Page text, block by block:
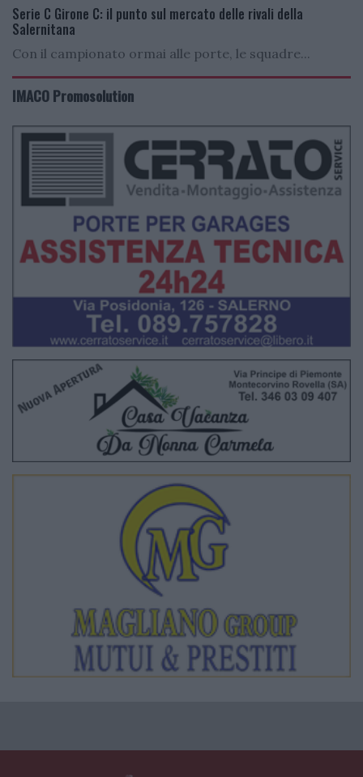
Serie C Girone C: il punto sul mercato delle rivali della
Salernitana
Con il campionato ormai alle porte, le squadre...
IMACO Promosolution